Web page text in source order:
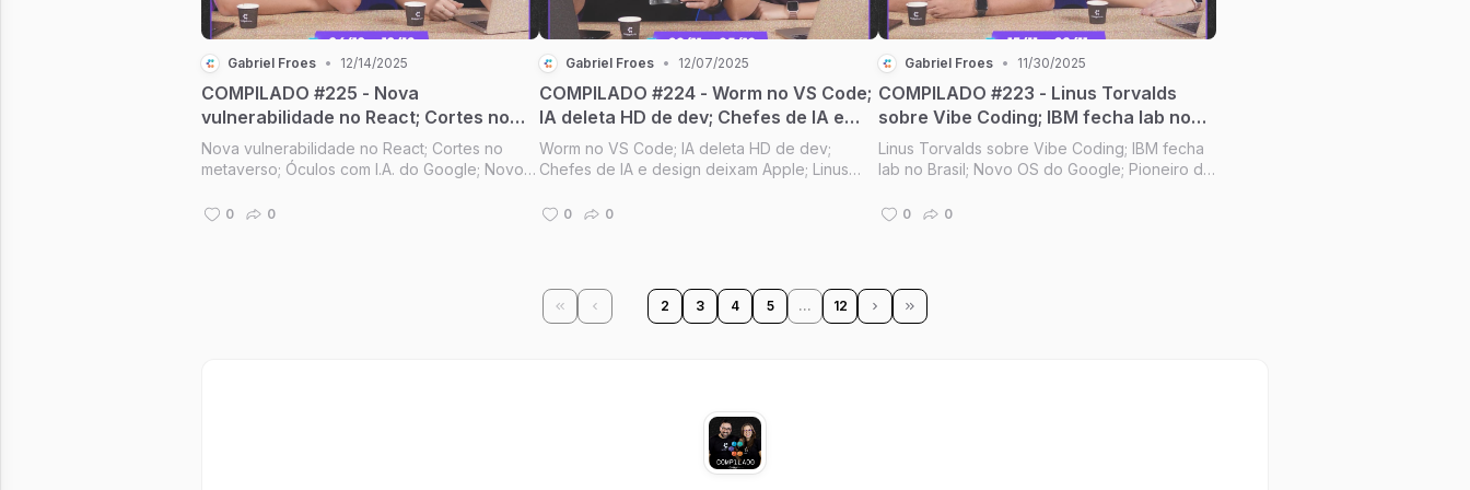
Gabriel Froes • 12/14/2025
COMPILADO #225 - Nova
vulnerabilidade no React; Cortes no
metaverso; Novo ChatGPT; Austrália
proíbe redes sociais para menores
Nova vulnerabilidade no React; Cortes no
metaverso; Óculos com I.A. do Google; Novo
menores [Compilado #225]
0 0
Gabriel Froes • 12/07/2025
COMPILADO #224 - Worm no VS Code;
IA deleta HD de dev; Chefes de IA e
design deixam Apple; Linus Torvalds
monta PC; PL quer arma para
Worm no VS Code; IA deleta HD de dev;
Chefes de IA e design deixam Apple; Linus
profissionais de TI [Compilado #224]
0 0
Gabriel Froes • 11/30/2025
COMPILADO #223 - Linus Torvalds
sobre Vibe Coding; IBM fecha lab no
Brasil; Novo OS do Google; Pioneiro da
IA recomenda aprender a codar; Zig
Linus Torvalds sobre Vibe Coding; IBM fecha
lab no Brasil; Novo OS do Google; Pioneiro da
GitHub [Compilado #223]
0 0
2 3 4 5 … 12